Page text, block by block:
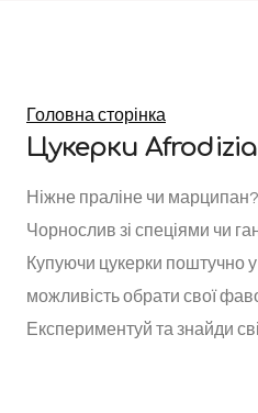
Головна сторінка
Цукерки
Ніжне праліне чи марципан?
Чорнослив зі спеціями чи
Купуючи цукерки поштучно
можливість обрати свої
Експериментуй та знайди